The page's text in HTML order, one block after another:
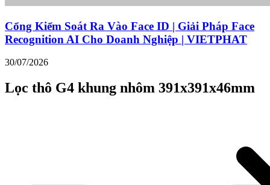
Cổng Kiểm Soát Ra Vào Face ID | Giải Pháp Face
Recognition AI Cho Doanh Nghiệp | VIETPHAT
30/07/2026
Lọc thô G4 khung nhôm 391x391x46mm